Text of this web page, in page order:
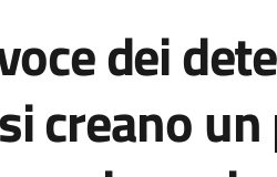
dei
creano